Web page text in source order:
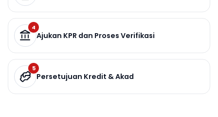
4
Ajukan KPR dan Proses Verifikasi
5
Persetujuan Kredit & Akad